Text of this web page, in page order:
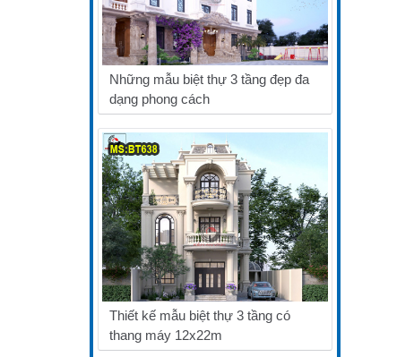
Những mẫu biệt thự 3 tầng đẹp đa
dạng phong cách
Thiết kế mẫu biệt thự 3 tầng có
thang máy 12x22m